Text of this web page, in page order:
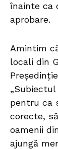
înainte ca
aprobare.
Amintim
locali din
pentru ca
corecte,
oamenii
ajungă